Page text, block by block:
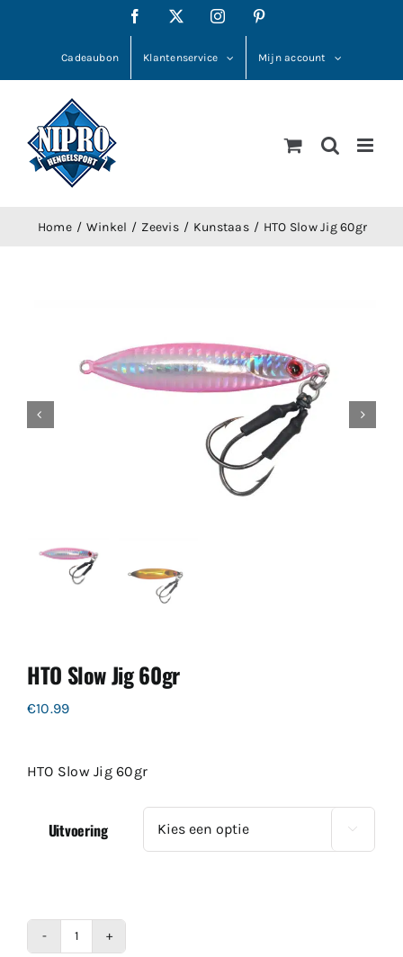
Facebook Instagram
Cadeaubon Klantenservice Mijn account
Home Winkel Zeevis Kunstaas HTO Slow Jig 60gr
HTO Slow Jig 60gr
€10.99
HTO Slow Jig 60gr
Uitvoering 